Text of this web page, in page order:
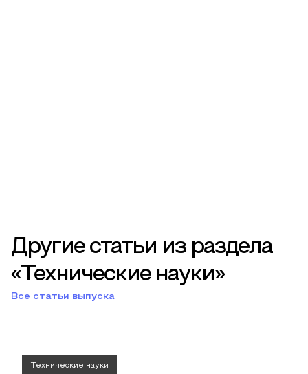
Другие статьи из раздела
«Технические науки»
Все статьи выпуска
Технические науки